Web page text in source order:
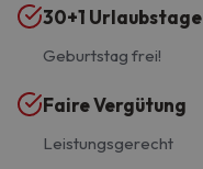
30+1 Urlaubstage
Geburtstag frei!
Faire Vergütung
Leistungsgerecht